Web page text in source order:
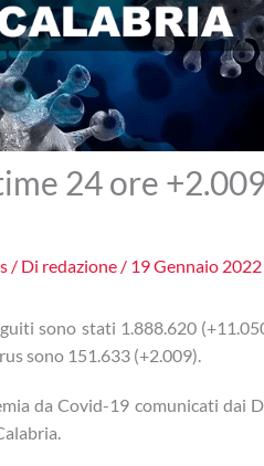
24 ore +2.009
/ Di redazione / 19 Gennaio 2022
sono stati 1.888.620
sono 151.633 (+2.009).
da Covid-19 comunicati dai